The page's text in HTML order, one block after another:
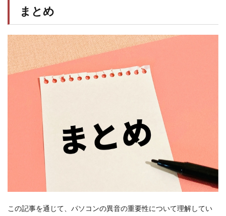
まとめ
この記事を通じて、パソコンの異音の重要性について理解してい